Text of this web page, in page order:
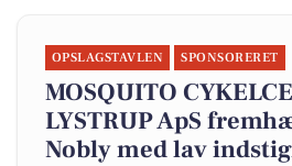
OPSLAGSTAVLEN SPONSORERET
MOSQUITO
LYSTRUP ApS
Nobly med lav